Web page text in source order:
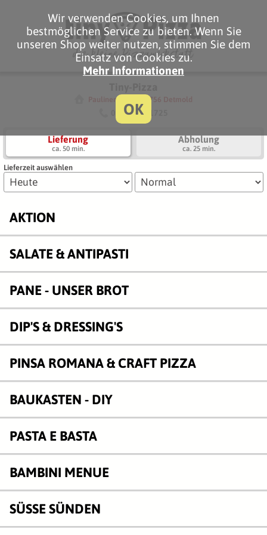
Paulinenstr. 84, 32756 Detmold
052319611725
Lieferung
ca. 50 min.
Abholung
ca. 25 min.
Lieferzeit auswählen
AKTION
SALATE & ANTIPASTI
PANE - UNSER BROT
DIP'S & DRESSING'S
PINSA ROMANA & CRAFT PIZZA
BAUKASTEN - DIY
PASTA E BASTA
BAMBINI MENUE
SÜSSE SÜNDEN
Wir verwenden Cookies, um Ihnen
bestmöglichen Service zu bieten. Wenn Sie
unseren Shop weiter nutzen, stimmen Sie dem
Einsatz von Cookies zu.
Mehr Informationen
OK